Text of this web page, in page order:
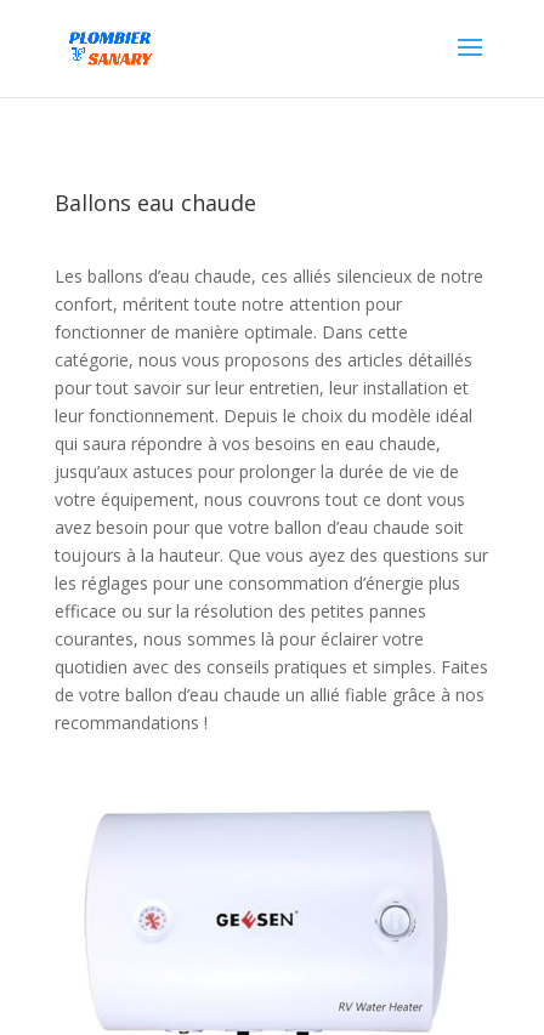
Ballons eau chaude
Les ballons d’eau chaude, ces alliés silencieux de notre
confort, méritent toute notre attention pour
fonctionner de manière optimale. Dans cette
catégorie, nous vous proposons des articles détaillés
pour tout savoir sur leur entretien, leur installation et
leur fonctionnement. Depuis le choix du modèle idéal
qui saura répondre à vos besoins en eau chaude,
jusqu’aux astuces pour prolonger la durée de vie de
votre équipement, nous couvrons tout ce dont vous
avez besoin pour que votre ballon d’eau chaude soit
toujours à la hauteur. Que vous ayez des questions sur
les réglages pour une consommation d’énergie plus
efficace ou sur la résolution des petites pannes
courantes, nous sommes là pour éclairer votre
quotidien avec des conseils pratiques et simples. Faites
de votre ballon d’eau chaude un allié fiable grâce à nos
recommandations !